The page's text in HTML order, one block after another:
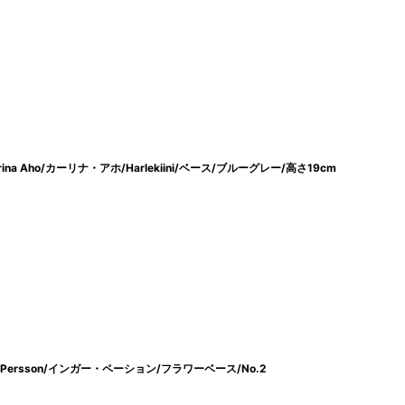
Aho/カーリナ・アホ/Harlekiini/ベース/ブルーグレー/高さ19cm
インガー・ペーション/フラワーベース/No.2